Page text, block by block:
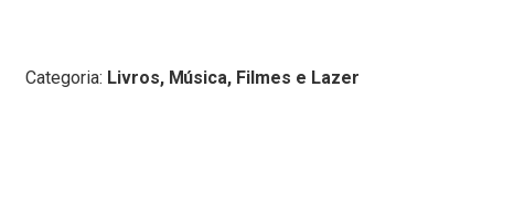
Categoria: Livros, Música, Filmes e Lazer